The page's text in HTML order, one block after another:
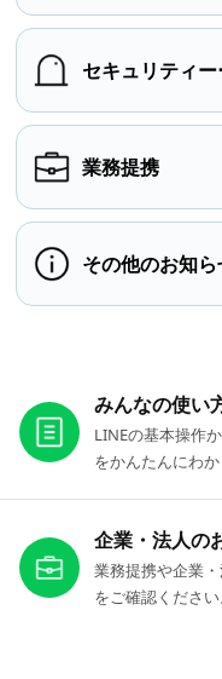
セキュリティ
業務提携
その他のお知ら
みんなの使い
LINEの基本操作
をかんたんにわ
企業・法人の
業務提携や企業
をご確認ください